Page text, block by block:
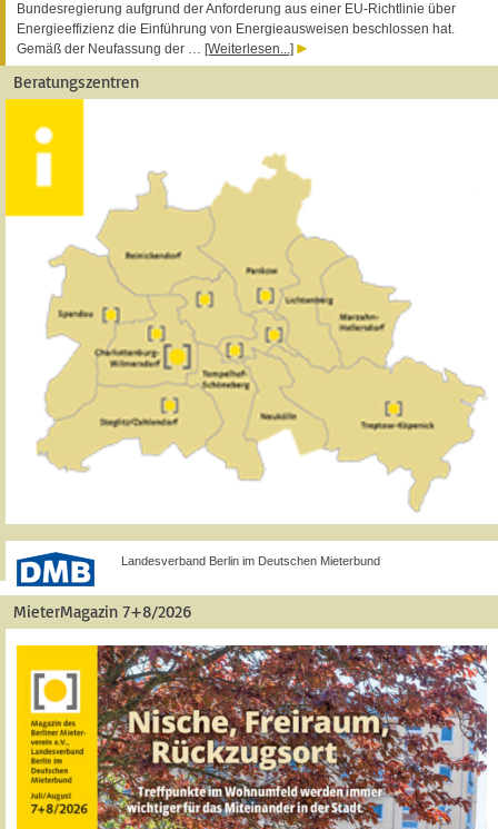
Bundesregierung aufgrund der Anforderung aus einer EU-Richtlinie über
Energieeffizienz die Einführung von Energieausweisen beschlossen hat.
Gemäß der Neufassung der … [Weiterlesen...]
Beratungszentren
Landesverband Berlin im Deutschen Mieterbund
MieterMagazin 7+8/2026